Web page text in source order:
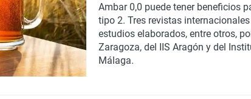
Ambar 0,0 puede tener beneficios
tipo 2. Tres revistas
estudios elaborados, entre otros,
Zaragoza, del IIS Aragón y del
Málaga.